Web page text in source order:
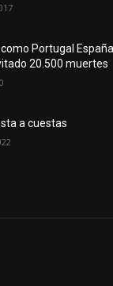
Portugal España
20.500 muertes
a cuestas